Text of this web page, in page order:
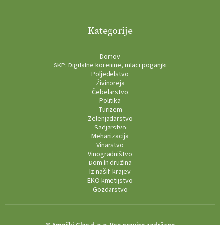
Kategorije
Domov
SKP: Digitalne korenine, mladi poganjki
Poljedelstvo
Živinoreja
Čebelarstvo
Politika
Turizem
Zelenjadarstvo
Sadjarstvo
Mehanizacija
Vinarstvo
Vinogradništvo
Dom in družina
Iz naših krajev
EKO kmetijstvo
Gozdarstvo